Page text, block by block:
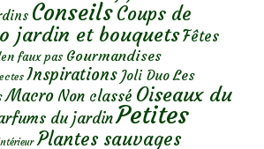
ConseilsCoups de
jardin et bouquetsFêtes
faux pas Gourmandises
Inspirations Joli Duo Les
Macro Non classé Oiseaux du
du jardinPetites
Plantes sauvages